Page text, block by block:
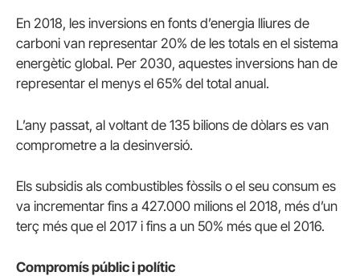
En 2018, les inversions en fonts d’energia lliures de
carboni van representar 20% de les totals en el sistema
energètic global. Per 2030, aquestes inversions han de
representar el menys el 65% del total anual.
L’any passat, al voltant de 135 bilions de dòlars es van
comprometre a la desinversió.
Els subsidis als combustibles fòssils o el seu consum es
va incrementar fins a 427.000 milions el 2018, més d’un
terç més que el 2017 i fins a un 50% més que el 2016.
Compromís públic i polític